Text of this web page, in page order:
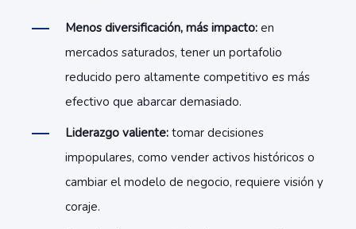
Menos diversificación, más impacto: en
mercados saturados, tener un portafolio
reducido pero altamente competitivo es más
efectivo que abarcar demasiado.
Liderazgo valiente: tomar decisiones
impopulares, como vender activos históricos o
cambiar el modelo de negocio, requiere visión y
coraje.